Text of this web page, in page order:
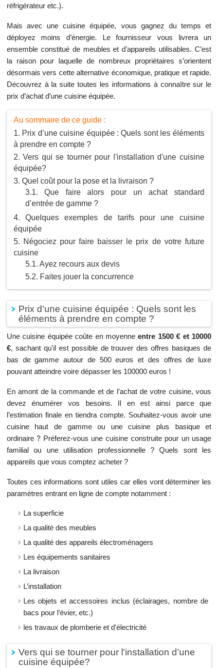
réfrigérateur etc.).
Mais avec une cuisine équipée, vous gagnez du temps et
déployez moins d’énergie. Le fournisseur vous livrera un
ensemble constitué de meubles et d’appareils utilisables. C’est
la raison pour laquelle de nombreux propriétaires s’orientent
désormais vers cette alternative économique, pratique et rapide.
Découvrez à la suite toutes les informations à connaître sur le
prix d’achat d’une cuisine équipée.
Au sommaire de ce guide :
Prix d’une cuisine équipée : Quels sont les éléments
à prendre en compte ?
Vers qui se tourner pour l'installation d'une cuisine
équipée?
Quel coût pour la pose et la livraison ?
Que faire alors pour un achat standard
d’entrée de gamme ?
Quelques exemples de tarifs pour une cuisine
équipée
Négociez pour faire baisser le prix de votre future
cuisine
Ayez recours aux devis
Faites jouer la concurrence
Prix d’une cuisine équipée : Quels sont les
éléments à prendre en compte ?
Une cuisine équipée coûte en moyenneentre 1500 € et 10000
€, sachant qu'il est possible de trouver des offres basiques de
bas de gamme autour de 500 euros et des offres de luxe
pouvant atteindre voire dépasser les 100000 euros !
En amont de la commande et de l’achat de votre cuisine, vous
devez énumérer vos besoins. Il en est ainsi parce que
l’estimation finale en tiendra compte. Souhaitez-vous avoir une
cuisine haut de gamme ou une cuisine plus basique et
ordinaire ? Préferez-vous une cuisine construite pour un usage
familial ou une utilisation professionnelle ? Quels sont les
appareils que vous comptez acheter ?
Toutes ces informations sont utiles car elles vont déterminer les
paramètres entrant en ligne de compte notamment :
La superficie
La qualité des meubles
La qualité des appareils électroménagers
Les équipements sanitaires
La livraison
L’installation
Les objets et accessoires inclus (éclairages, nombre de
bacs pour l’évier, etc.)
les travaux de plomberie et d'électricité
Vers qui se tourner pour l'installation d'une
cuisine équipée?